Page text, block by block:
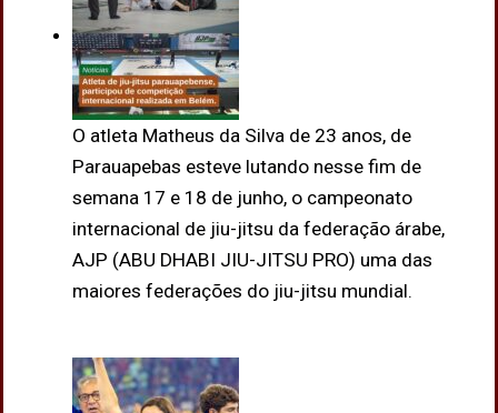
O atleta Matheus da Silva de 23 anos, de
Parauapebas esteve lutando nesse fim de
semana 17 e 18 de junho, o campeonato
internacional de jiu-jitsu da federação árabe,
AJP (ABU DHABI JIU-JITSU PRO) uma das
maiores federações do jiu-jitsu mundial.